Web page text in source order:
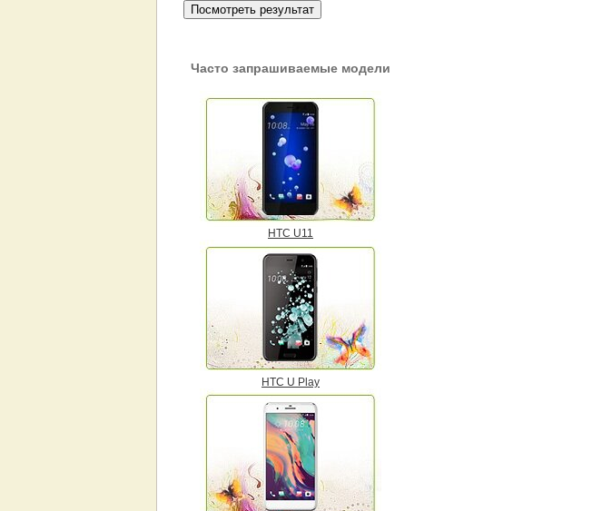
Посмотреть результат
Часто запрашиваемые модели
HTC U11
HTC U Play